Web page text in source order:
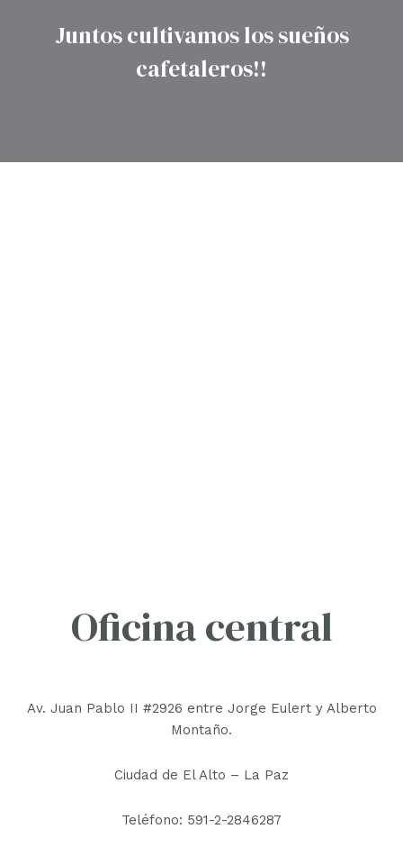
Juntos cultivamos los sueños
cafetaleros!!
Oficina central
Av. Juan Pablo II #2926 entre Jorge Eulert y Alberto
Montaño.
Ciudad de El Alto – La Paz
Teléfono: 591-2-2846287